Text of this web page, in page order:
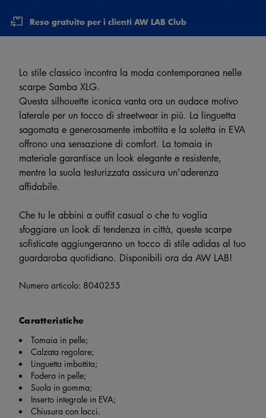
Reso gratuito per i clienti AW LAB Club
Lo stile classico incontra la moda contemporanea nelle
scarpe Samba XLG.
Questa silhouette iconica vanta ora un audace motivo
laterale per un tocco di streetwear in più. La linguetta
sagomata e generosamente imbottita e la soletta in EVA
offrono una sensazione di comfort. La tomaia in
materiale garantisce un look elegante e resistente,
mentre la suola testurizzata assicura un'aderenza
affidabile.
Che tu le abbini a outfit casual o che tu voglia
sfoggiare un look di tendenza in città, queste scarpe
sofisticate aggiungeranno un tocco di stile adidas al tuo
guardaroba quotidiano. Disponibili ora da AW LAB!
Numero articolo: 8040255
Caratteristiche
Tomaia in pelle;
Calzata regolare;
Linguetta imbottita;
Fodera in pelle;
Suola in gomma;
Inserto integrale in EVA;
Chiusura con lacci.